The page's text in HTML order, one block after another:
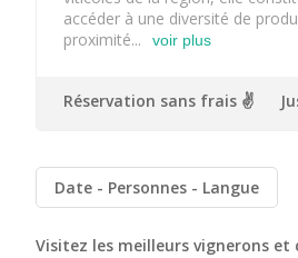
Cave des Hospices de
Distillerie Lehmann
Domaine Jean Sipp
Dopff au Moulin
accéder à une diversité de
proximité...
voir plus
Réservation sans frais ✌️
Date Personnes Langue
Visitez les meilleurs vignerons et